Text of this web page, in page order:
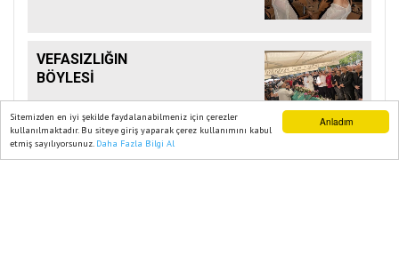
Anladım
Sitemizden en iyi şekilde faydalanabilmeniz için çerezler
kullanılmaktadır. Bu siteye giriş yaparak çerez kullanımını kabul
etmiş sayılıyorsunuz. Daha Fazla Bilgi Al
VEFASIZLIĞIN
BÖYLESİ
Ana Sayfa Web TV